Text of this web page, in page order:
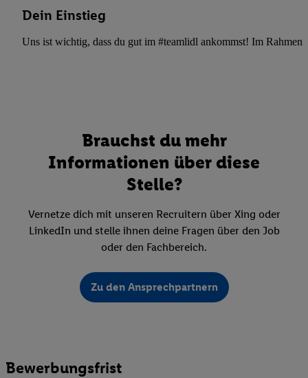
Dein Einstieg
Uns ist wichtig, dass du gut im #teamlidl ankommst! Im Rahmen
Brauchst du mehr
Informationen über diese
Stelle?
Vernetze dich mit unseren Recruitern über Xing oder
LinkedIn und stelle ihnen deine Fragen über den Job
oder den Fachbereich.
Zu den Ansprechpartnern
Bewerbungsfrist